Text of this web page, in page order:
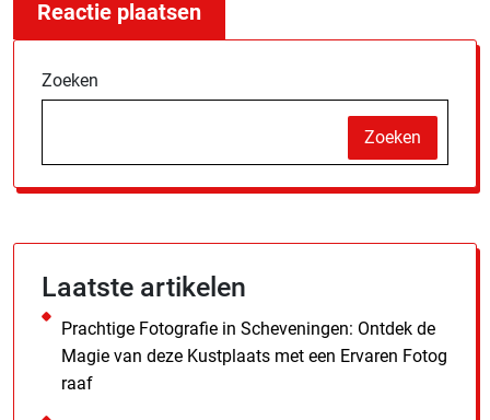
Zoeken
Zoeken
Laatste artikelen
Prachtige Fotografie in Scheveningen: Ontdek de
Magie van deze Kustplaats met een Ervaren Fotog
raaf